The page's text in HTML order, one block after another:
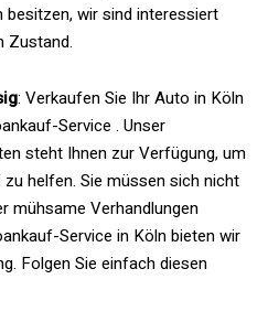
wir sind interessiert
Zustand.
: Verkaufen Sie Ihr Auto in Köln
Service . Unser
steht Ihnen zur Verfügung, um
helfen. Sie müssen sich nicht
mühsame Verhandlungen
Service in Köln bieten wir
Folgen Sie einfach diesen